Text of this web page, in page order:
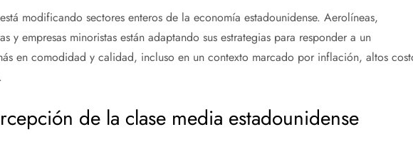
modificando sectores enteros de la economía estadounidense. Aerolíneas,
y empresas minoristas están adaptando sus estrategias para responder a un
en comodidad y calidad, incluso en un contexto marcado por inflación, altos
de la clase media estadounidense